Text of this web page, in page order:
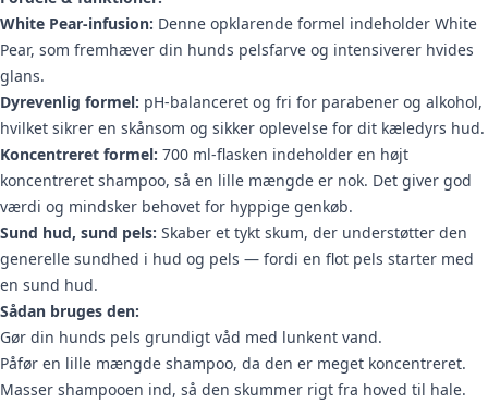
White Pear-infusion: Denne opklarende formel indeholder White
Pear, som fremhæver din hunds pelsfarve og intensiverer hvides
glans.
Dyrevenlig formel: pH-balanceret og fri for parabener og alkohol,
hvilket sikrer en skånsom og sikker oplevelse for dit kæledyrs hud.
Koncentreret formel: 700 ml-flasken indeholder en højt
koncentreret shampoo, så en lille mængde er nok. Det giver god
værdi og mindsker behovet for hyppige genkøb.
Sund hud, sund pels: Skaber et tykt skum, der understøtter den
generelle sundhed i hud og pels — fordi en flot pels starter med
en sund hud.
Sådan bruges den:
Gør din hunds pels grundigt våd med lunkent vand.
Påfør en lille mængde shampoo, da den er meget koncentreret.
Masser shampooen ind, så den skummer rigt fra hoved til hale.